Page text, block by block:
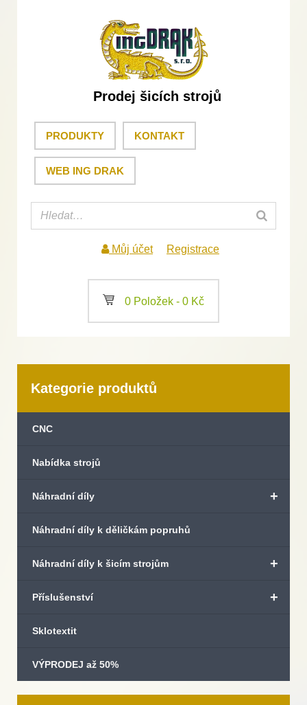
Prodej šicích strojů
PRODUKTY KONTAKT
WEB ING DRAK
Můj účet Registrace
a 0 Položek - 0 Kč
Kategorie produktů
CNC
Nabídka strojů
+
Náhradní díly
Náhradní díly k děličkám popruhů
+
Náhradní díly k šicím strojům
+
Příslušenství
Sklotextit
VÝPRODEJ až 50%